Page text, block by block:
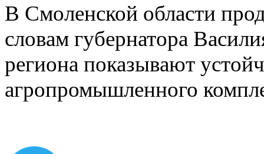
В Смоленской области
словам губернатора
региона показывают
агропромышленного